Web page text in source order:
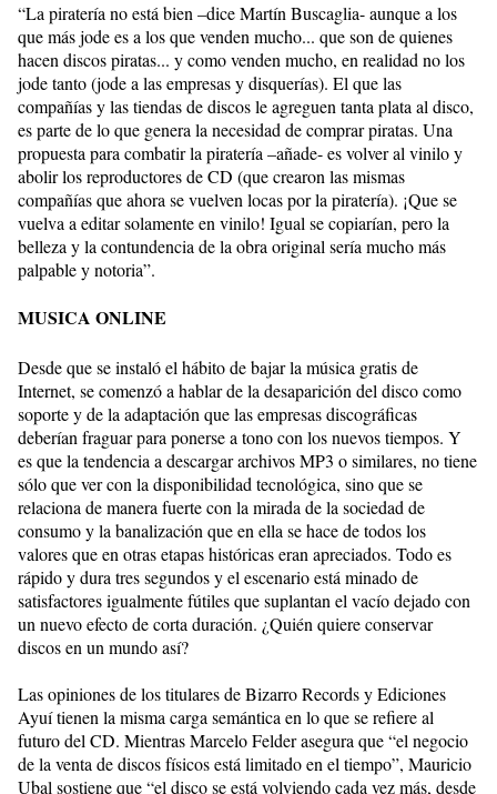
“La piratería no está bien –dice Martín Buscaglia- aunque a los
que más jode es a los que venden mucho... que son de quienes
hacen discos piratas... y como venden mucho, en realidad no los
jode tanto (jode a las empresas y disquerías). El que las
compañías y las tiendas de discos le agreguen tanta plata al disco,
es parte de lo que genera la necesidad de comprar piratas. Una
propuesta para combatir la piratería –añade- es volver al vinilo y
abolir los reproductores de CD (que crearon las mismas
compañías que ahora se vuelven locas por la piratería). ¡Que se
vuelva a editar solamente en vinilo! Igual se copiarían, pero la
belleza y la contundencia de la obra original sería mucho más
palpable y notoria”.
MUSICA ONLINE
Desde que se instaló el hábito de bajar la música gratis de
Internet, se comenzó a hablar de la desaparición del disco como
soporte y de la adaptación que las empresas discográficas
deberían fraguar para ponerse a tono con los nuevos tiempos. Y
es que la tendencia a descargar archivos MP3 o similares, no tiene
sólo que ver con la disponibilidad tecnológica, sino que se
relaciona de manera fuerte con la mirada de la sociedad de
consumo y la banalización que en ella se hace de todos los
valores que en otras etapas históricas eran apreciados. Todo es
rápido y dura tres segundos y el escenario está minado de
satisfactores igualmente fútiles que suplantan el vacío dejado con
un nuevo efecto de corta duración. ¿Quién quiere conservar
discos en un mundo así?
Las opiniones de los titulares de Bizarro Records y Ediciones
Ayuí tienen la misma carga semántica en lo que se refiere al
futuro del CD. Mientras Marcelo Felder asegura que “el negocio
de la venta de discos físicos está limitado en el tiempo”, Mauricio
Ubal sostiene que “el disco se está volviendo cada vez más, desde